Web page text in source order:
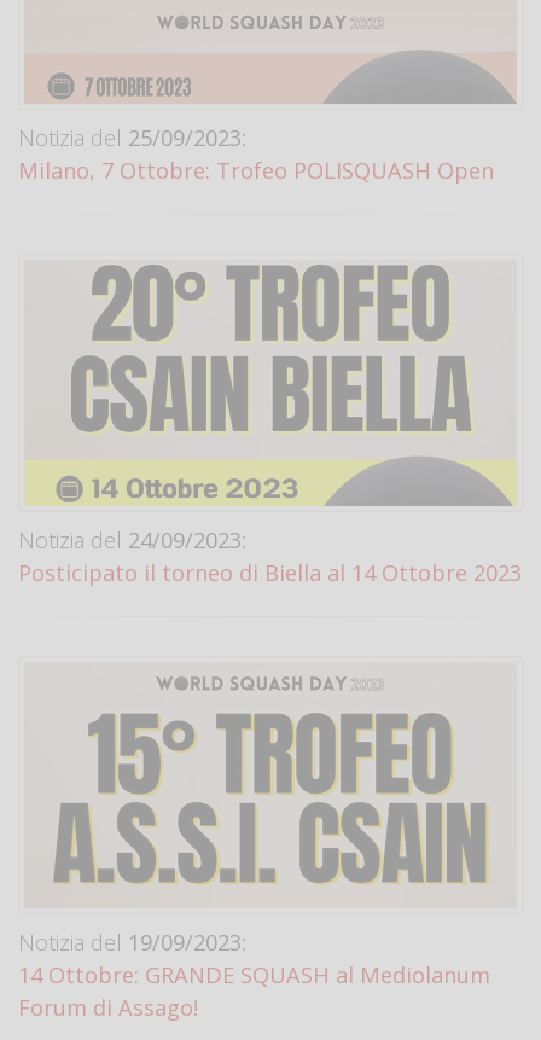
Notizia del 25/09/2023:
Milano, 7 Ottobre: Trofeo POLISQUASH Open
Notizia del 24/09/2023:
Posticipato il torneo di Biella al 14 Ottobre 2023
Notizia del 19/09/2023:
14 Ottobre: GRANDE SQUASH al Mediolanum
Forum di Assago!